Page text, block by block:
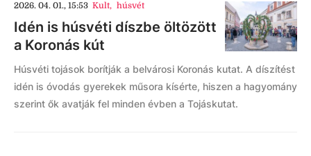
2026. 04. 01., 15:53 Kult, húsvét
Idén is húsvéti díszbe öltözött
a Koronás kút
Húsvéti tojások borítják a belvárosi Koronás kutat. A díszítést
idén is óvodás gyerekek műsora kísérte, hiszen a hagyomány
szerint ők avatják fel minden évben a Tojáskutat.